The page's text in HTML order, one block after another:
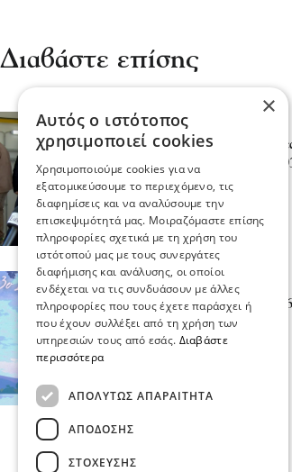
Διαβάστε επίσης
Σχόλια και...άλλα
Δήμος Ηράκλειας -
από 07-07-2026 μέχρι
08 Ιου 2026, 14:58
Σερραικά Νέα
3ο Lakedam Festival -
22 Ιου 2026, 18:47
×
Αυτός ο ιστότοπος
χρησιμοποιεί cookies
Χρησιμοποιούμε cookies για να
εξατομικεύσουμε το περιεχόμενο, τις
διαφημίσεις και να αναλύσουμε την
επισκεψιμότητά μας. Μοιραζόμαστε επίσης
πληροφορίες σχετικά με τη χρήση του
ιστότοπού μας με τους συνεργάτες
διαφήμισης και ανάλυσης, οι οποίοι
ενδέχεται να τις συνδυάσουν με άλλες
πληροφορίες που τους έχετε παράσχει ή
που έχουν συλλέξει από τη χρήση των
υπηρεσιών τους από εσάς. Διαβάστε
περισσότερα
ΑΠΟΛΎΤΩΣ ΑΠΑΡΑΊΤΗΤΑ
ΑΠΌΔΟΣΗΣ
ΣΤΌΧΕΥΣΗΣ